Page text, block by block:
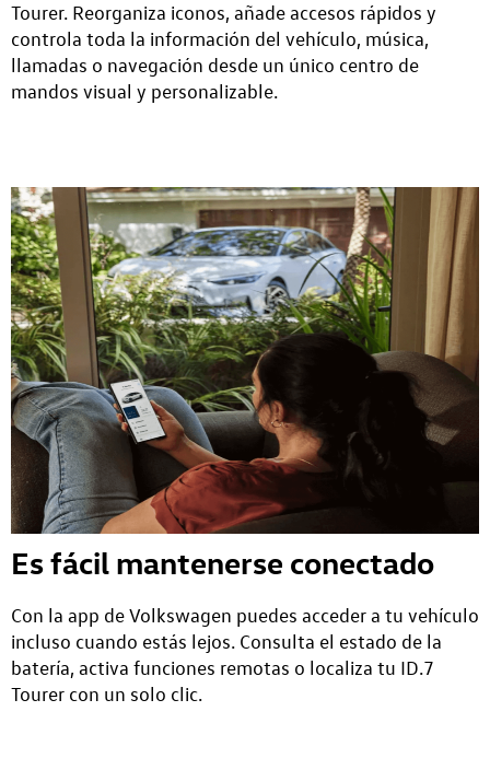
Tourer. Reorganiza iconos, añade accesos rápidos y
controla toda la información del vehículo, música,
llamadas o navegación desde un único centro de
mandos visual y personalizable.
Es fácil mantenerse conectado
Con la app de Volkswagen puedes acceder a tu vehículo
incluso cuando estás lejos. Consulta el estado de la
batería, activa funciones remotas o localiza tu ID.7
Tourer con un solo clic.